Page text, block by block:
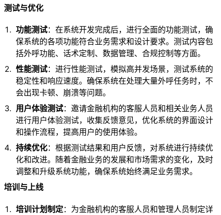
测试与优化
功能测试：在系统开发完成后，进行全面的功能测试，确
保系统的各项功能符合业务需求和设计要求。测试内容包
括外呼功能、话术定制、数据管理、合规控制等方面。
性能测试：进行性能测试，模拟高并发场景，测试系统的
稳定性和响应速度。确保系统在处理大量外呼任务时，不
会出现卡顿、崩溃等问题。
用户体验测试：邀请金融机构的客服人员和相关业务人员
进行用户体验测试，收集反馈意见，优化系统的界面设计
和操作流程，提高用户的使用体验。
持续优化：根据测试结果和用户反馈，对系统进行持续优
化和改进。随着金融业务的发展和市场需求的变化，及时
调整和升级系统功能，确保系统始终满足业务需求。
培训与上线
培训计划制定：为金融机构的客服人员和管理人员制定详